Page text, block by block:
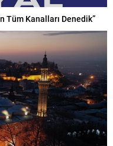
Tüm Kanalları Denedik”